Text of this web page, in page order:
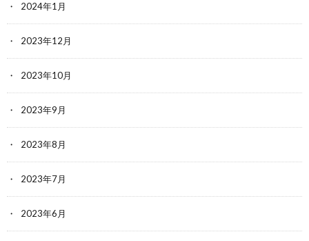
2024年1月
2023年12月
2023年10月
2023年9月
2023年8月
2023年7月
2023年6月